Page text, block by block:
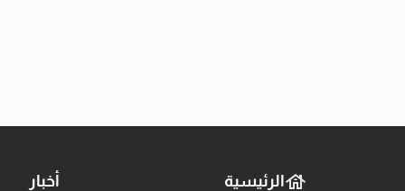
الرئيسية أخبار